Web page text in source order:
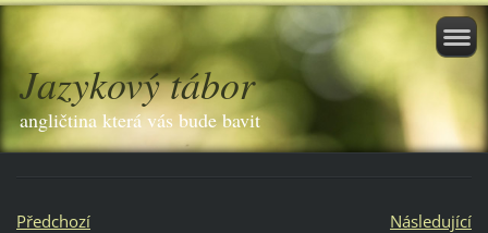
Jazykový tábor
angličtina která vás bude bavit
Předchozí
Následující